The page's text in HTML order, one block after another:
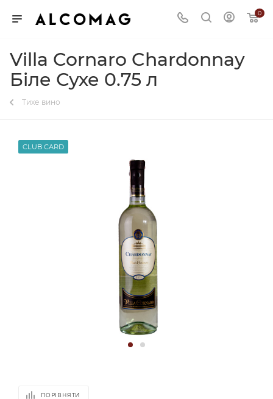
0
Villa Cornaro Chardonnay
Біле Сухе 0.75 л
Тихе вино
CLUB CARD
ПОРІВНЯТИ